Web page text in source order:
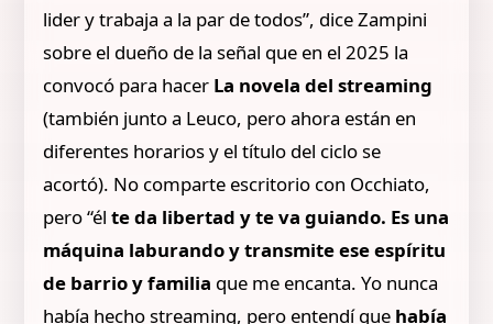
lider y trabaja a la par de todos”, dice Zampini
sobre el dueño de la señal que en el 2025 la
convocó para hacer La novela del streaming
(también junto a Leuco, pero ahora están en
diferentes horarios y el título del ciclo se
acortó). No comparte escritorio con Occhiato,
pero “élte da libertad y te va guiando. Es una
máquina laburando y transmite ese espíritu
de barrio y familia que me encanta. Yo nunca
había hecho streaming, pero entendí que había